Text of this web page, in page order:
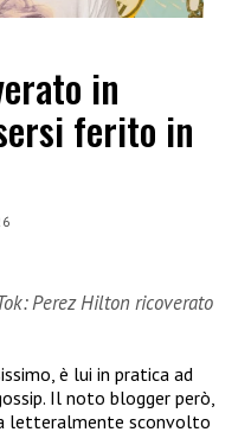
in
ferito in
Perez Hilton ricoverato
è lui in pratica ad
Il noto blogger però,
letteralmente sconvolto